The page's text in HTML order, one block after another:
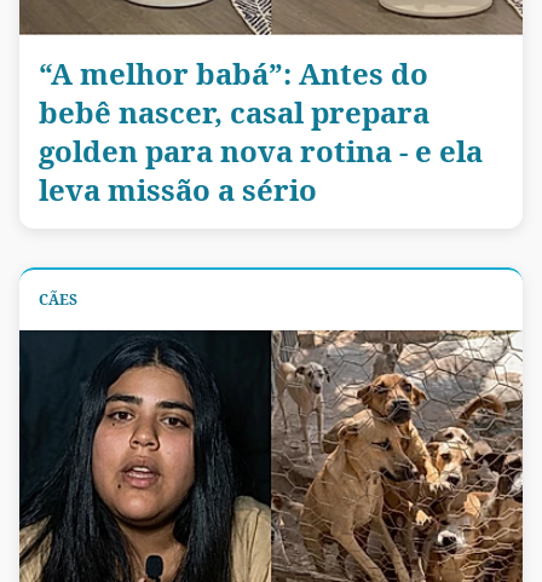
“A melhor babá”: Antes do
bebê nascer, casal prepara
golden para nova rotina - e ela
leva missão a sério
CÃES